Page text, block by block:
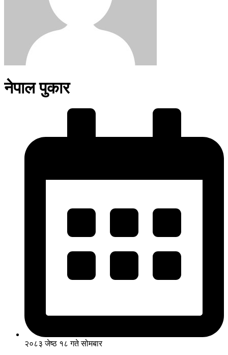
नेपाल पुकार
२०८३ जेष्ठ १८ गते सोमबार